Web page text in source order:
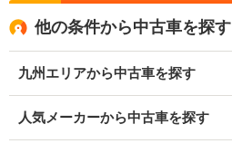
他の条件から中古車を探す
九州エリアから中古車を探す
人気メーカーから中古車を探す